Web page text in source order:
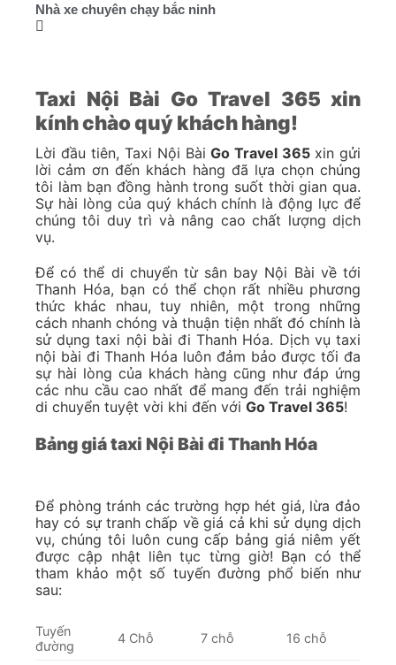
Nhà xe chuyên chạy bắc ninh
Taxi Nội Bài Go Travel 365 xin
kính chào quý khách hàng!
Lời đầu tiên, Taxi Nội BàiGo Travel 365 xin gửi
lời cảm ơn đến khách hàng đã lựa chọn chúng
tôi làm bạn đồng hành trong suốt thời gian qua.
Sự hài lòng của quý khách chính là động lực để
chúng tôi duy trì và nâng cao chất lượng dịch
vụ.
Để có thể di chuyển từ sân bay Nội Bài về tới
Thanh Hóa, bạn có thể chọn rất nhiều phương
thức khác nhau, tuy nhiên, một trong những
cách nhanh chóng và thuận tiện nhất đó chính là
sử dụng taxi nội bài đi Thanh Hóa. Dịch vụ taxi
nội bài đi Thanh Hóa luôn đảm bảo được tối đa
sự hài lòng của khách hàng cũng như đáp ứng
các nhu cầu cao nhất để mang đến trải nghiệm
di chuyển tuyệt vời khi đến với Go Travel 365!
Bảng giá taxi Nội Bài đi Thanh Hóa
Để phòng tránh các trường hợp hét giá, lừa đảo
hay có sự tranh chấp về giá cả khi sử dụng dịch
vụ, chúng tôi luôn cung cấp bảng giá niêm yết
được cập nhật liên tục từng giờ! Bạn có thể
tham khảo một số tuyến đường phổ biến như
sau:
Tuyến
đường
4 Chỗ 7 chỗ 16 chỗ